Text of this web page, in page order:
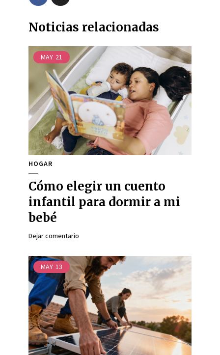
Noticias relacionadas
MAY 21
HOGAR
Cómo elegir un cuento
infantil para dormir a mi
bebé
Dejar comentario
MAY 13